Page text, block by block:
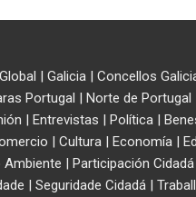
| Galicia| Concellos
Portugal | Norte de Portugal
| Entrevistas | Política|
| Cultura | Economía |
Ambiente | Participación Cidadá
| Seguridade Cidadá |